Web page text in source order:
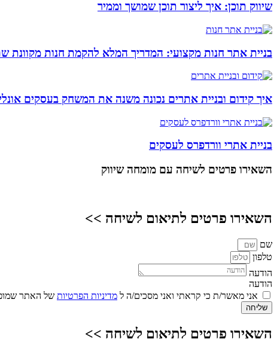
שיווק תוכן: איך ליצור תוכן שמושך וממיר
בניית אתר חנות מקצועי: המדריך המלא להקמת חנות מקוונת
איך קידום ובניית אתרים נכונה משנה את המשחק בעסקים
בניית אתרי וורדפרס לעסקים
השאירו פרטים לשיחה עם מומחה שיווק
השאירו פרטים לתיאום לשיחה >>
שם
טלפון
הודעה
הודעה
אני מאשר/ת כי קראתי ואני מסכים/ה ל מדיניות הפרטיות של האתר
שליחה
השאירו פרטים לתיאום לשיחה >>